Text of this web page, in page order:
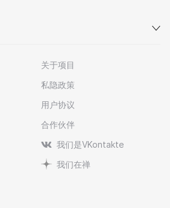
关于项目
私隐政策
用户协议
合作伙伴
我们是VKontakte
我们在禅